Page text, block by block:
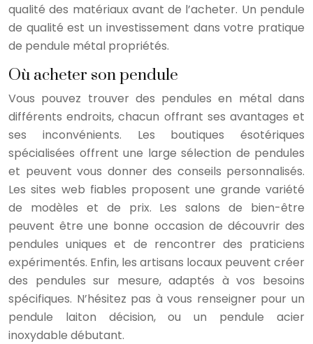
qualité des matériaux avant de l’acheter. Un pendule
de qualité est un investissement dans votre pratique
de pendule métal propriétés.
Où acheter son pendule
Vous pouvez trouver des pendules en métal dans
différents endroits, chacun offrant ses avantages et
ses inconvénients. Les boutiques ésotériques
spécialisées offrent une large sélection de pendules
et peuvent vous donner des conseils personnalisés.
Les sites web fiables proposent une grande variété
de modèles et de prix. Les salons de bien-être
peuvent être une bonne occasion de découvrir des
pendules uniques et de rencontrer des praticiens
expérimentés. Enfin, les artisans locaux peuvent créer
des pendules sur mesure, adaptés à vos besoins
spécifiques. N’hésitez pas à vous renseigner pour un
pendule laiton décision, ou un pendule acier
inoxydable débutant.